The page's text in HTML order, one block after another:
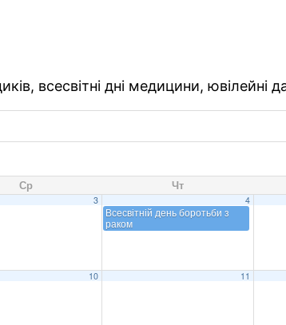
всесвітні дні медицини, ювілейні
Ср Чт
3 4
Всесвітній день боротьби з
раком
10 11